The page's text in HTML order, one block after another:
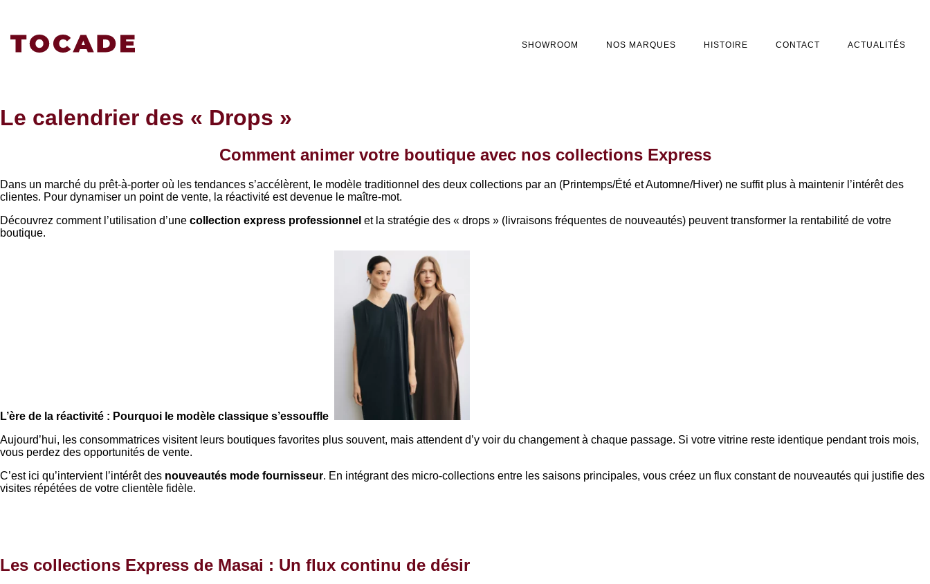
SHOWROOM NOS MARQUES HISTOIRE CONTACT ACTUALITÉS
Le calendrier des « Drops »
Comment animer votre boutique avec nos collections Express
Dans un marché du prêt-à-porter où les tendances s’accélèrent, le modèle traditionnel des deux collections par an (Printemps/Été et Automne/Hiver) ne suffit plus à maintenir l’intérêt des
clientes. Pour dynamiser un point de vente, la réactivité est devenue le maître-mot.
Découvrez comment l’utilisation d’une collection express professionnel et la stratégie des « drops » (livraisons fréquentes de nouveautés) peuvent transformer la rentabilité de votre
boutique.
L’ère de la réactivité : Pourquoi le modèle classique s’essouffle
Aujourd’hui, les consommatrices visitent leurs boutiques favorites plus souvent, mais attendent d’y voir du changement à chaque passage. Si votre vitrine reste identique pendant trois mois,
vous perdez des opportunités de vente.
C’est ici qu’intervient l’intérêt des nouveautés mode fournisseur. En intégrant des micro-collections entre les saisons principales, vous créez un flux constant de nouveautés qui justifie des
visites répétées de votre clientèle fidèle.
Les collections Express de Masai : Un flux continu de désir